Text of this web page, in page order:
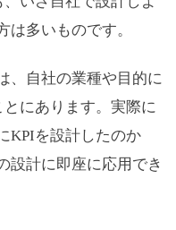
は多いものです。
、自社の業種や目的に
にあります。実際に
KPIを設計したのか
計に即座に応用でき